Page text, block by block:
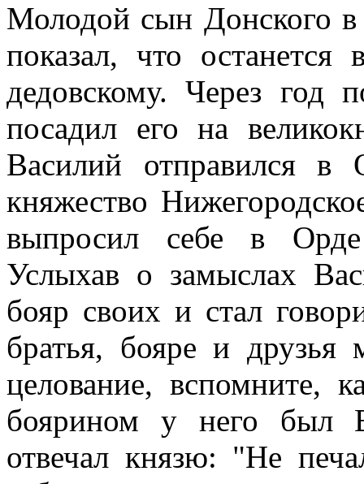
Молодой сын Донского в
показал, что
дедовскому. Через год
посадил его на
Василий отправился
княжество
выпросил себе в
Услыхав о замыслах
бояр своих и стал
братья, бояре и друзья
целование, вспомните,
боярином у него был
отвечал князю: "Не